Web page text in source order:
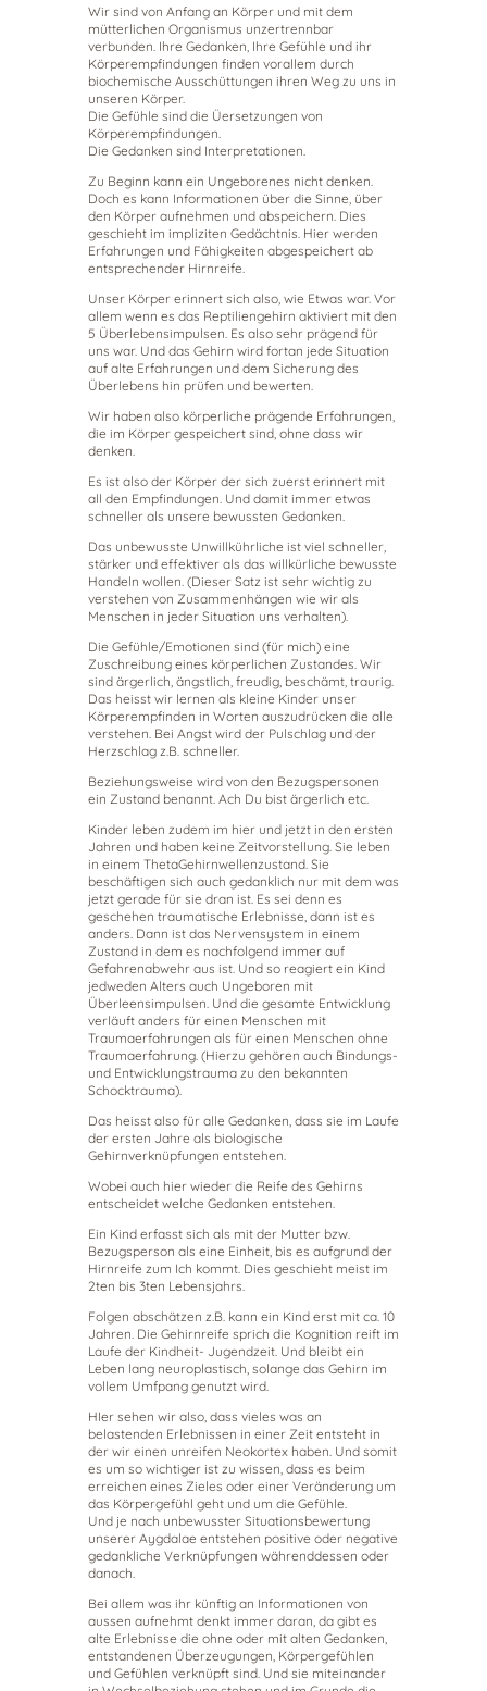
Wir sind von Anfang an Körper und mit dem
mütterlichen Organismus unzertrennbar
verbunden. Ihre Gedanken, Ihre Gefühle und ihr
Körperempfindungen finden vorallem durch
biochemische Ausschüttungen ihren Weg zu uns in
unseren Körper.
Die Gefühle sind die Üersetzungen von
Körperempfindungen.
Die Gedanken sind Interpretationen.
Zu Beginn kann ein Ungeborenes nicht denken.
Doch es kann Informationen über die Sinne, über
den Körper aufnehmen und abspeichern. Dies
geschieht im impliziten Gedächtnis. Hier werden
Erfahrungen und Fähigkeiten abgespeichert ab
entsprechender Hirnreife.
Unser Körper erinnert sich also, wie Etwas war. Vor
allem wenn es das Reptiliengehirn aktiviert mit den
5 Überlebensimpulsen. Es also sehr prägend für
uns war. Und das Gehirn wird fortan jede Situation
auf alte Erfahrungen und dem Sicherung des
Überlebens hin prüfen und bewerten.
Wir haben also körperliche prägende Erfahrungen,
die im Körper gespeichert sind, ohne dass wir
denken.
Es ist also der Körper der sich zuerst erinnert mit
all den Empfindungen. Und damit immer etwas
schneller als unsere bewussten Gedanken.
Das unbewusste Unwillkührliche ist viel schneller,
stärker und effektiver als das willkürliche bewusste
Handeln wollen. (Dieser Satz ist sehr wichtig zu
verstehen von Zusammenhängen wie wir als
Menschen in jeder Situation uns verhalten).
Die Gefühle/Emotionen sind (für mich) eine
Zuschreibung eines körperlichen Zustandes. Wir
sind ärgerlich, ängstlich, freudig, beschämt, traurig.
Das heisst wir lernen als kleine Kinder unser
Körperempfinden in Worten auszudrücken die alle
verstehen. Bei Angst wird der Pulschlag und der
Herzschlag z.B. schneller.
Beziehungsweise wird von den Bezugspersonen
ein Zustand benannt. Ach Du bist ärgerlich etc.
Kinder leben zudem im hier und jetzt in den ersten
Jahren und haben keine Zeitvorstellung. Sie leben
in einem ThetaGehirnwellenzustand. Sie
beschäftigen sich auch gedanklich nur mit dem was
jetzt gerade für sie dran ist. Es sei denn es
geschehen traumatische Erlebnisse, dann ist es
anders. Dann ist das Nervensystem in einem
Zustand in dem es nachfolgend immer auf
Gefahrenabwehr aus ist. Und so reagiert ein Kind
jedweden Alters auch Ungeboren mit
Überleensimpulsen. Und die gesamte Entwicklung
verläuft anders für einen Menschen mit
Traumaerfahrungen als für einen Menschen ohne
Traumaerfahrung. (Hierzu gehören auch Bindungs-
und Entwicklungstrauma zu den bekannten
Schocktrauma).
Das heisst also für alle Gedanken, dass sie im Laufe
der ersten Jahre als biologische
Gehirnverknüpfungen entstehen.
Wobei auch hier wieder die Reife des Gehirns
entscheidet welche Gedanken entstehen.
Ein Kind erfasst sich als mit der Mutter bzw.
Bezugsperson als eine Einheit, bis es aufgrund der
Hirnreife zum Ich kommt. Dies geschieht meist im
2ten bis 3ten Lebensjahrs.
Folgen abschätzen z.B. kann ein Kind erst mit ca. 10
Jahren. Die Gehirnreife sprich die Kognition reift im
Laufe der Kindheit- Jugendzeit. Und bleibt ein
Leben lang neuroplastisch, solange das Gehirn im
vollem Umfpang genutzt wird.
HIer sehen wir also, dass vieles was an
belastenden Erlebnissen in einer Zeit entsteht in
der wir einen unreifen Neokortex haben. Und somit
es um so wichtiger ist zu wissen, dass es beim
erreichen eines Zieles oder einer Veränderung um
das Körpergefühl geht und um die Gefühle.
Und je nach unbewusster Situationsbewertung
unserer Aygdalae entstehen positive oder negative
gedankliche Verknüpfungen währenddessen oder
danach.
Bei allem was ihr künftig an Informationen von
aussen aufnehmt denkt immer daran, da gibt es
alte Erlebnisse die ohne oder mit alten Gedanken,
entstandenen Überzeugungen, Körpergefühlen
und Gefühlen verknüpft sind. Und sie miteinander